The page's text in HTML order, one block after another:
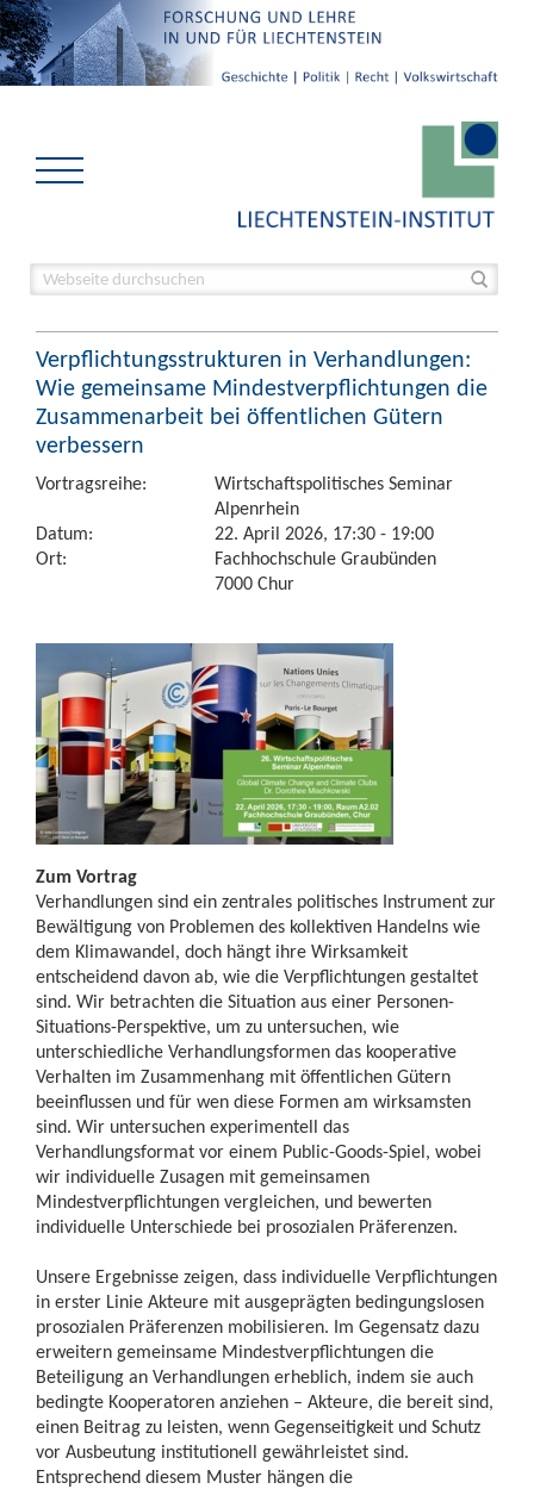
Verpflichtungsstrukturen in Verhandlungen:
Wie gemeinsame Mindestverpflichtungen die
Zusammenarbeit bei öffentlichen Gütern
verbessern
Vortragsreihe:
Wirtschaftspolitisches Seminar
Alpenrhein
Datum:
22. April 2026, 17:30 - 19:00
Ort:
Fachhochschule Graubünden
7000 Chur
Zum Vortrag
Verhandlungen sind ein zentrales politisches Instrument zur
Bewältigung von Problemen des kollektiven Handelns wie
dem Klimawandel, doch hängt ihre Wirksamkeit
entscheidend davon ab, wie die Verpflichtungen gestaltet
sind. Wir betrachten die Situation aus einer Personen-
Situations-Perspektive, um zu untersuchen, wie
unterschiedliche Verhandlungsformen das kooperative
Verhalten im Zusammenhang mit öffentlichen Gütern
beeinflussen und für wen diese Formen am wirksamsten
sind. Wir untersuchen experimentell das
Verhandlungsformat vor einem Public-Goods-Spiel, wobei
wir individuelle Zusagen mit gemeinsamen
Mindestverpflichtungen vergleichen, und bewerten
individuelle Unterschiede bei prosozialen Präferenzen.
Unsere Ergebnisse zeigen, dass individuelle Verpflichtungen
in erster Linie Akteure mit ausgeprägten bedingungslosen
prosozialen Präferenzen mobilisieren. Im Gegensatz dazu
erweitern gemeinsame Mindestverpflichtungen die
Beteiligung an Verhandlungen erheblich, indem sie auch
bedingte Kooperatoren anziehen – Akteure, die bereit sind,
einen Beitrag zu leisten, wenn Gegenseitigkeit und Schutz
vor Ausbeutung institutionell gewährleistet sind.
Entsprechend diesem Muster hängen die